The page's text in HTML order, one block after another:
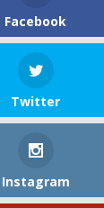
Facebook
Twitter
Instagram